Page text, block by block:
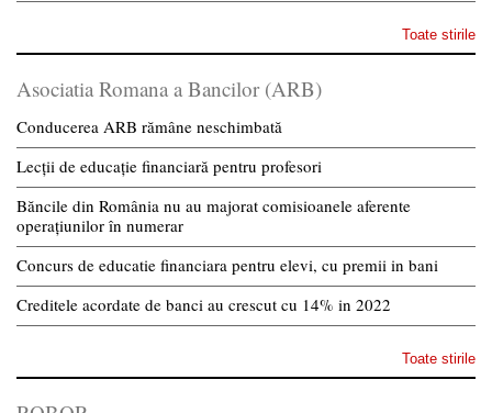
Toate stirile
Asociatia Romana a Bancilor (ARB)
Conducerea ARB rămâne neschimbată
Lecții de educație financiară pentru profesori
Băncile din România nu au majorat comisioanele aferente
operațiunilor în numerar
Concurs de educatie financiara pentru elevi, cu premii in bani
Creditele acordate de banci au crescut cu 14% in 2022
Toate stirile